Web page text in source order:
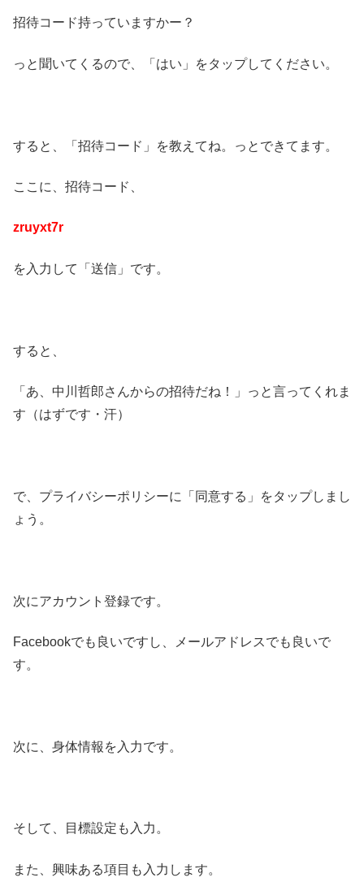
招待コード持っていますかー？
っと聞いてくるので、「はい」をタップしてください。
すると、「招待コード」を教えてね。っとできてます。
ここに、招待コード、
zruyxt7r
を入力して「送信」です。
すると、
「あ、中川哲郎さんからの招待だね！」っと言ってくれま
す（はずです・汗）
で、プライバシーポリシーに「同意する」をタップしまし
ょう。
次にアカウント登録です。
Facebookでも良いですし、メールアドレスでも良いで
す。
次に、身体情報を入力です。
そして、目標設定も入力。
また、興味ある項目も入力します。